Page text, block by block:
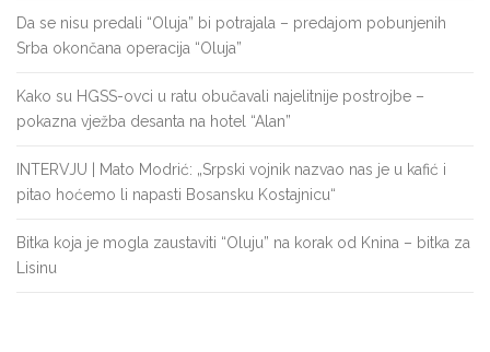
Da se nisu predali “Oluja” bi potrajala – predajom pobunjenih
Srba okončana operacija “Oluja”
Kako su HGSS-ovci u ratu obučavali najelitnije postrojbe –
pokazna vježba desanta na hotel “Alan”
INTERVJU | Mato Modrić: „Srpski vojnik nazvao nas je u kafić i
pitao hoćemo li napasti Bosansku Kostajnicu“
Bitka koja je mogla zaustaviti “Oluju” na korak od Knina – bitka za
Lisinu